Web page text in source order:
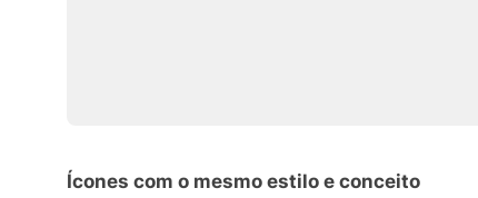
Ícones com o mesmo estilo e conceito